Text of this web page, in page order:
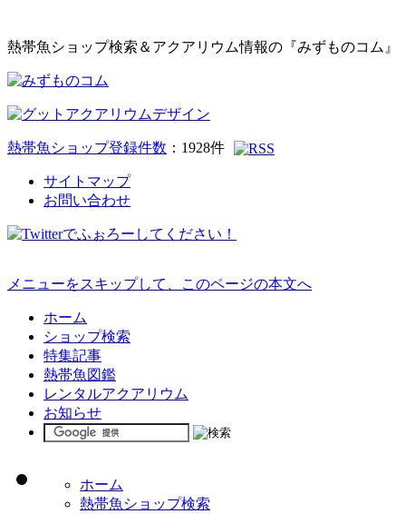
熱帯魚ショップ検索＆アクアリウム情報の『みずものコム』
熱帯魚ショップ登録件数 ： 1928件
サイトマップ
お問い合わせ
メニューをスキップして、このページの本文へ
ホーム
ショップ検索
特集記事
熱帯魚図鑑
レンタルアクアリウム
お知らせ
ホーム
熱帯魚ショップ検索